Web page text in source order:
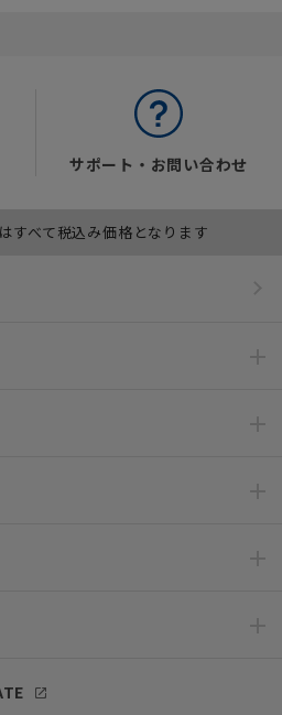
サポート・お問い合わせ
すべて税込み価格となります